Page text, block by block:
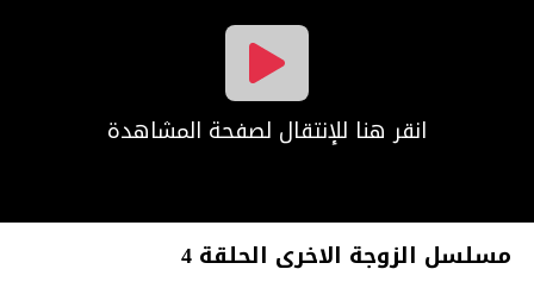
انقر هنا للإنتقال لصفحة المشاهدة
مسلسل الزوجة الاخرى الحلقة 4